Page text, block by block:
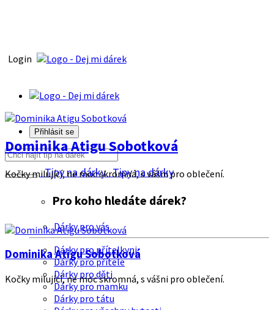
Login
Přihlásit se
Tipy na dárkyTipy na dárky
Pro koho hledáte dárek?
Dárky pro vás
Dárky pro přítelkyni
Dárky pro přítele
Dárky pro děti
Dárky pro mamku
Dárky pro tátu
Dominika Atigu Sobotková
Kočky milující, ne moc skromná, s vášni pro oblečení.
Dominika Atigu Sobotková
Kočky milující, ne moc skromná, s vášni pro oblečení.